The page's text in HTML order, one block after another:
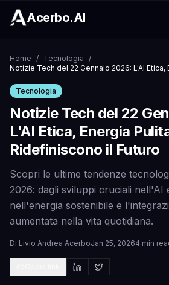
Acerbo.AI
Home / Tecnologia /
Tecnologia
Notizie Tech del 22
L'AI Etica, Energia
Ridefiniscono il Futuro
Scopri le ultime tendenze
2026: dagli sviluppi cruciali nell'AI
nell'energia sostenibile e
aumentata nella vita quotidiana.
Di Livio Andrea AcerboJan 25, 20264 min